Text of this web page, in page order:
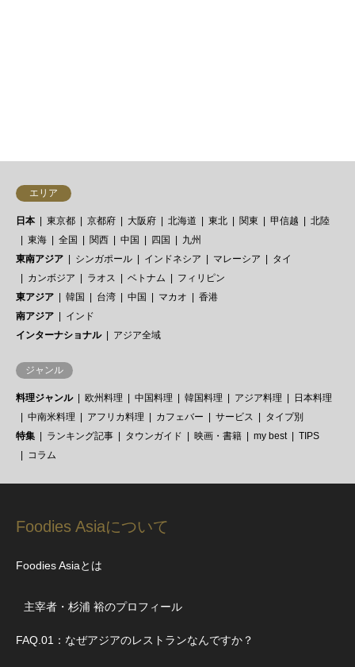
エリア
日本 東京都 京都府 大阪府 北海道 東北 関東 甲信越
北陸
東海
全国 関西 中国 四国
九州
東南アジア
シンガポール インドネシア マレーシア
タイ
カンボジア
ラオス ベトナム
フィリピン
東アジア
韓国 台湾 中国 マカオ
香港
南アジア
インド
インターナショナル
アジア全域
ジャンル
料理ジャンル 欧州料理 中国料理 韓国料理 アジア料理
日本料理
中南米料理
アフリカ料理 カフェバー サービス
タイプ別
特集
ランキング記事 タウンガイド 映画・書籍 my best
TIPS
コラム
Foodies Asiaについて
Foodies Asiaとは
主宰者・杉浦 裕のプロフィール
FAQ.01：なぜアジアのレストランなんですか？